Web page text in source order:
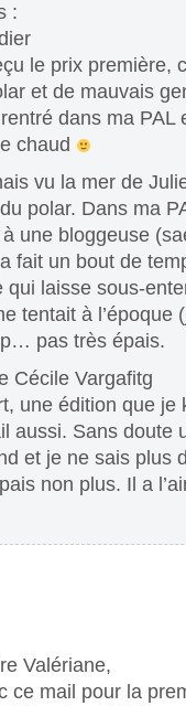
:
le prix première,
et de mauvais
dans ma PAL
chaud
vu la mer de
polar. Dans ma
une bloggeuse
fait un bout de
qui laisse sous-
tentait à l’époque
pas très épais.
Cécile Vargafitg
une édition que je
aussi. Sans doute
et je ne sais plus
non plus. Il a
Valériane,
ce mail pour la